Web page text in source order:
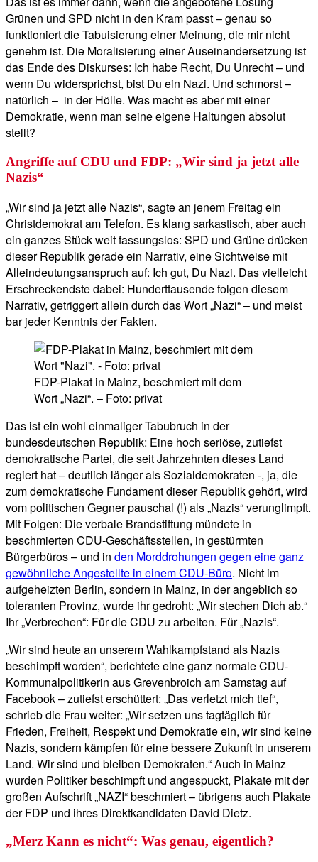
Grünen und SPD nicht in den Kram passt – genau so
funktioniert die Tabuisierung einer Meinung, die mir nicht
genehm ist. Die Moralisierung einer Auseinandersetzung ist
das Ende des Diskurses: Ich habe Recht, Du Unrecht – und
wenn Du widersprichst, bist Du ein Nazi. Und schmorst –
natürlich – in der Hölle. Was macht es aber mit einer
Demokratie, wenn man seine eigene Haltungen absolut
stellt?
Angriffe auf CDU und FDP: „Wir sind ja jetzt alle
Nazis“
„Wir sind ja jetzt alle Nazis“, sagte an jenem Freitag ein
Christdemokrat am Telefon. Es klang sarkastisch, aber auch
ein ganzes Stück weit fassungslos: SPD und Grüne drücken
dieser Republik gerade ein Narrativ, eine Sichtweise mit
Alleindeutungsanspruch auf: Ich gut, Du Nazi. Das vielleicht
Erschreckendste dabei: Hunderttausende folgen diesem
Narrativ, getriggert allein durch das Wort „Nazi“ – und meist
bar jeder Kenntnis der Fakten.
FDP-Plakat in Mainz, beschmiert mit dem
Wort „Nazi“. – Foto: privat
Das ist ein wohl einmaliger Tabubruch in der
bundesdeutschen Republik: Eine hoch seriöse, zutiefst
demokratische Partei, die seit Jahrzehnten dieses Land
regiert hat – deutlich länger als Sozialdemokraten -, ja, die
zum demokratische Fundament dieser Republik gehört, wird
vom politischen Gegner pauschal (!) als „Nazis“ verunglimpft.
Mit Folgen: Die verbale Brandstiftung mündete in
beschmierten CDU-Geschäftsstellen, in gestürmten
Bürgerbüros – und in den Morddrohungen gegen eine ganz
gewöhnliche Angestellte in einem CDU-Büro. Nicht im
aufgeheizten Berlin, sondern in Mainz, in der angeblich so
toleranten Provinz, wurde ihr gedroht: „Wir stechen Dich ab.“
Ihr „Verbrechen“: Für die CDU zu arbeiten. Für „Nazis“.
„Wir sind heute an unserem Wahlkampfstand als Nazis
beschimpft worden“, berichtete eine ganz normale CDU-
Kommunalpolitikerin aus Grevenbroich am Samstag auf
Facebook – zutiefst erschüttert: „Das verletzt mich tief“,
schrieb die Frau weiter: „Wir setzen uns tagtäglich für
Frieden, Freiheit, Respekt und Demokratie ein, wir sind keine
Nazis, sondern kämpfen für eine bessere Zukunft in unserem
Land. Wir sind und bleiben Demokraten.“ Auch in Mainz
wurden Politiker beschimpft und angespuckt, Plakate mit der
großen Aufschrift „NAZI“ beschmiert – übrigens auch Plakate
der FDP und ihres Direktkandidaten David Dietz.
„Merz Kann es nicht“: Was genau, eigentlich?